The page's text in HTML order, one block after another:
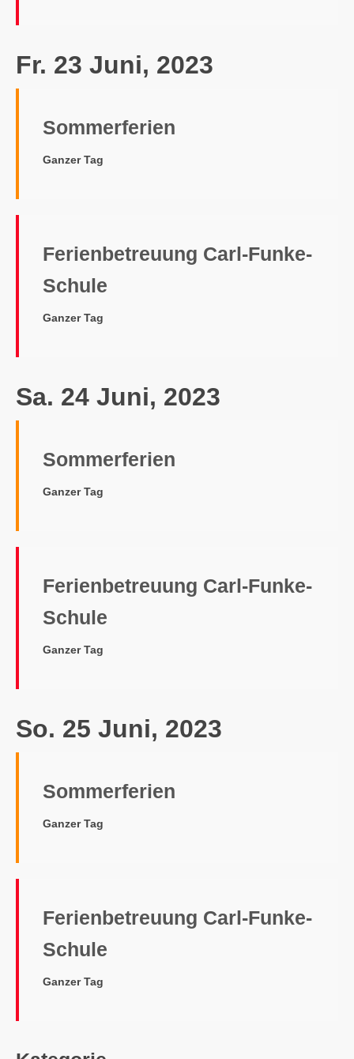
Fr. 23 Juni, 2023
Sommerferien
Ganzer Tag
Ferienbetreuung Carl-Funke-
Schule
Ganzer Tag
Sa. 24 Juni, 2023
Sommerferien
Ganzer Tag
Ferienbetreuung Carl-Funke-
Schule
Ganzer Tag
So. 25 Juni, 2023
Sommerferien
Ganzer Tag
Ferienbetreuung Carl-Funke-
Schule
Ganzer Tag